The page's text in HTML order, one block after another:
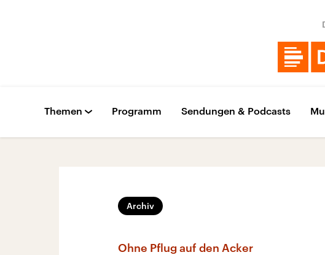
Themen Programm Sendungen & Podcasts
Archiv
Ohne Pflug auf den Acker